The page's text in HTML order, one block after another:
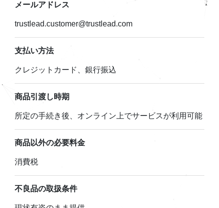
メールアドレス
trustlead.customer@trustlead.com
支払い方法
クレジットカード、銀行振込
商品引渡し時期
所定の手続き後、オンライン上でサービスが利用可能
商品以外の必要料金
消費税
不良品の取扱条件